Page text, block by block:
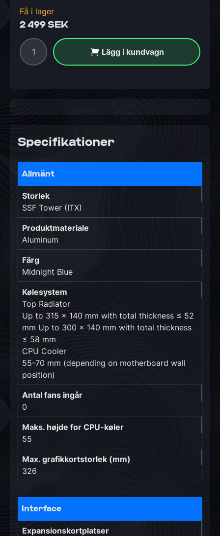
Få i lager
2 499 SEK
Lägg i kundvagn
Specifikationer
Allmänt
Storlek
SSF Tower (ITX)
Produktmateriale
Aluminum
Färg
Midnight Blue
Kølesystem
Top Radiator
Up to 315 x 140 mm with total thickness ≤ 52
mm Up to 300 x 140 mm with total thickness
≤ 58 mm
CPU Cooler
55-70 mm (depending on motherboard wall
position)
Antal fans ingår
0
Maks. højde for CPU-køler
55
Max. grafikkortstorlek (mm)
326
Interface
Expansionskortplatser